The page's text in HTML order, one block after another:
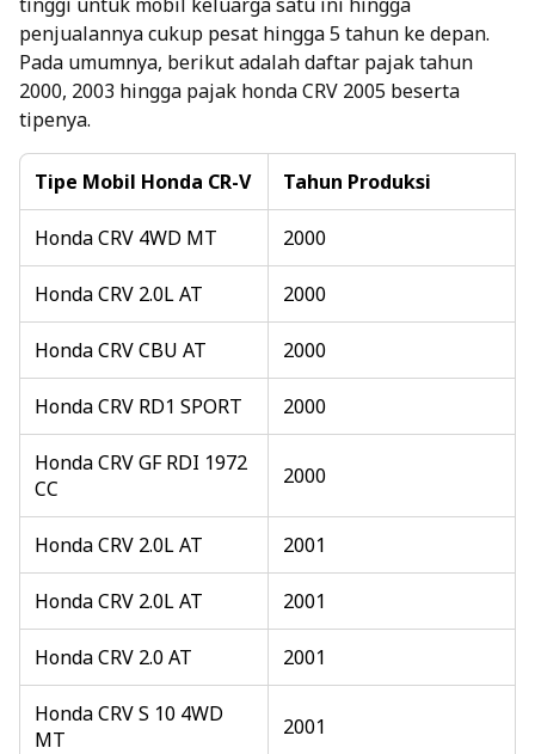
penjualannya cukup pesat hingga 5 tahun ke depan.
Pada umumnya, berikut adalah daftar pajak tahun
2000, 2003 hingga pajak honda CRV 2005 beserta
tipenya.
Tipe Mobil Honda CR-V Tahun Produksi
Honda CRV 4WD MT 2000
Honda CRV 2.0L AT 2000
Honda CRV CBU AT 2000
Honda CRV RD1 SPORT 2000
Honda CRV GF RDI 1972
CC
2000
Honda CRV 2.0L AT 2001
Honda CRV 2.0L AT 2001
Honda CRV 2.0 AT 2001
Honda CRV S 10 4WD
MT
2001